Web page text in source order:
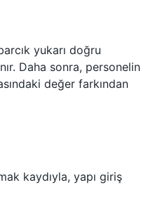
yukarı doğru
Daha sonra, personelin
değer farkından
kaydıyla, yapı giriş